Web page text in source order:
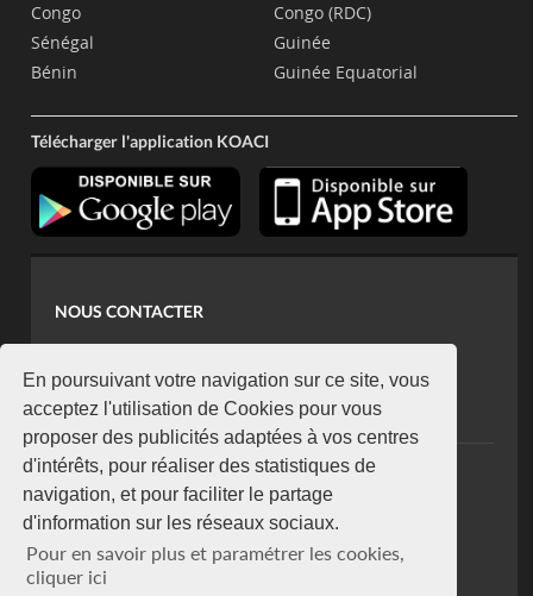
En poursuivant votre navigation sur ce site, vous
acceptez l'utilisation de Cookies pour vous
proposer des publicités adaptées à vos centres
d'intérêts, pour réaliser des statistiques de
navigation, et pour faciliter le partage
d'information sur les réseaux sociaux.
Pour en savoir plus et paramétrer les cookies,
cliquer ici
Congo
Sénégal
Bénin
Congo (RDC)
Guinée
Guinée Equatorial
Télécharger l'application KOACI
NOUS CONTACTER
koaci@yahoo.fr
+225 07 08 85 52 93
NEWSLETTER
Restez connecté via notre newsletter
S'abonner
Se désabonner